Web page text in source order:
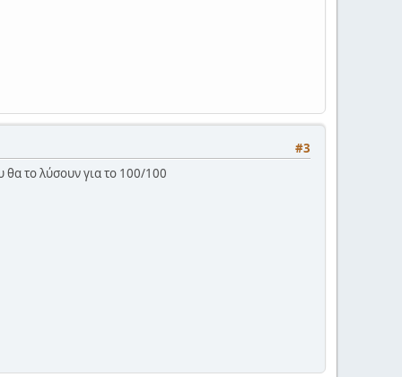
#3
θα το λύσουν για το 100/100